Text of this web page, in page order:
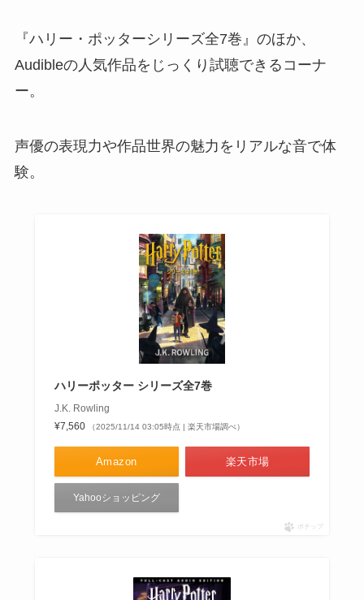
『ハリー・ポッターシリーズ全7巻』のほか、
Audibleの人気作品をじっくり試聴できるコーナ
ー。
声優の表現力や作品世界の魅力をリアルな音で体
験。
ハリーポッター シリーズ全7巻
J.K. Rowling
¥7,560
（2025/11/14 03:05時点 | 楽天市場調べ）
Amazon 楽天市場
Yahooショッピング
ポチップ